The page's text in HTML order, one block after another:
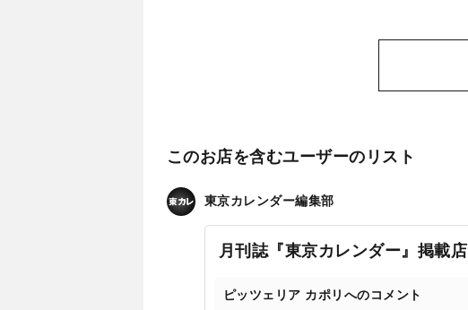
このお店を含むユーザーのリスト
東京カレンダー編集部
月刊誌『東京カレンダー』掲載店
ピッツェリア カポリへのコメント